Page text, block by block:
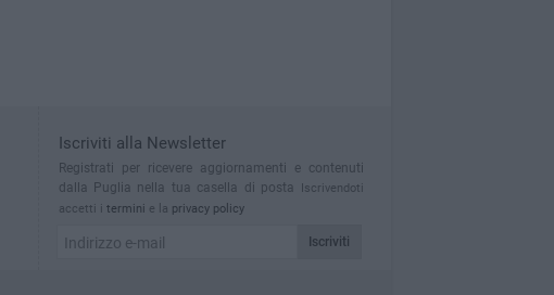
Iscriviti alla Newsletter
Registrati per ricevere aggiornamenti e contenuti
dalla Puglia nella tua casella di posta
Iscrivendoti
accetti i termini e la privacy policy
Iscriviti